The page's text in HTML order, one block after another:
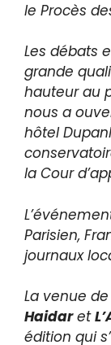
le Procès
Les débats
grande
hauteur au
nous a
hôtel
la Cour
Parisien,
journaux
La venue
Haidaret
édition qui